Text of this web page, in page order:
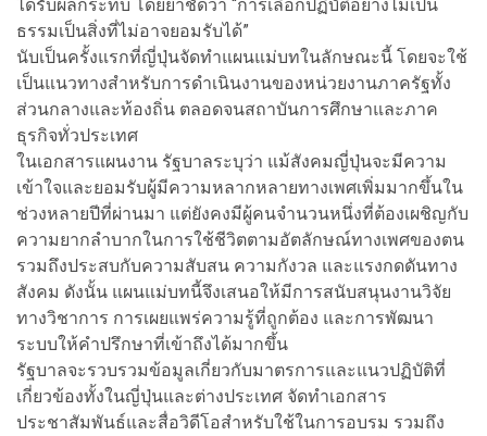
ได้รับผลกระทบ โดยย้ำชัดว่า “การเลือกปฏิบัติอย่างไม่เป็น
ธรรมเป็นสิ่งที่ไม่อาจยอมรับได้”
นับเป็นครั้งแรกที่ญี่ปุ่นจัดทำแผนแม่บทในลักษณะนี้ โดยจะใช้
เป็นแนวทางสำหรับการดำเนินงานของหน่วยงานภาครัฐทั้ง
ส่วนกลางและท้องถิ่น ตลอดจนสถาบันการศึกษาและภาค
ธุรกิจทั่วประเทศ
ในเอกสารแผนงาน รัฐบาลระบุว่า แม้สังคมญี่ปุ่นจะมีความ
เข้าใจและยอมรับผู้มีความหลากหลายทางเพศเพิ่มมากขึ้นใน
ช่วงหลายปีที่ผ่านมา แต่ยังคงมีผู้คนจำนวนหนึ่งที่ต้องเผชิญกับ
ความยากลำบากในการใช้ชีวิตตามอัตลักษณ์ทางเพศของตน
รวมถึงประสบกับความสับสน ความกังวล และแรงกดดันทาง
สังคม ดังนั้น แผนแม่บทนี้จึงเสนอให้มีการสนับสนุนงานวิจัย
ทางวิชาการ การเผยแพร่ความรู้ที่ถูกต้อง และการพัฒนา
ระบบให้คำปรึกษาที่เข้าถึงได้มากขึ้น
รัฐบาลจะรวบรวมข้อมูลเกี่ยวกับมาตรการและแนวปฏิบัติที่
เกี่ยวข้องทั้งในญี่ปุ่นและต่างประเทศ จัดทำเอกสาร
ประชาสัมพันธ์และสื่อวิดีโอสำหรับใช้ในการอบรม รวมถึง